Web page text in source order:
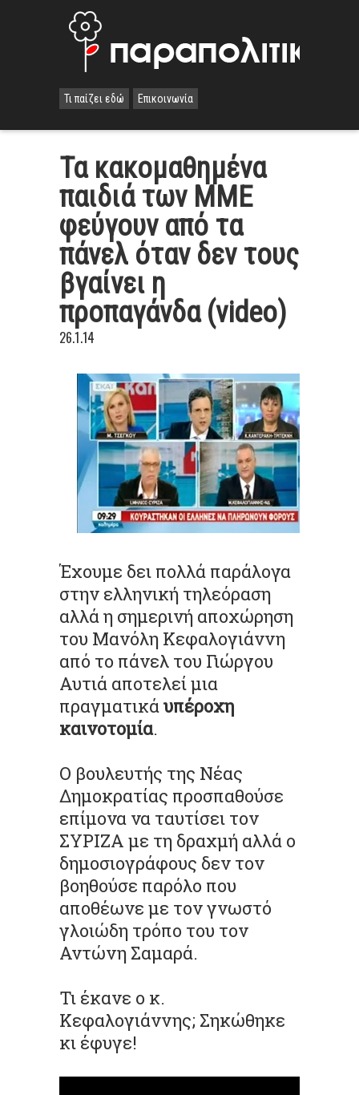
Τι παίζει εδώ Επικοινωνία
Τα κακομαθημένα
παιδιά των ΜΜΕ
φεύγουν από τα
πάνελ όταν δεν τους
βγαίνει η
προπαγάνδα (video)
26.1.14
Έχουμε δει πολλά παράλογα
στην ελληνική τηλεόραση
αλλά η σημερινή αποχώρηση
του Μανόλη Κεφαλογιάννη
από το πάνελ του Γιώργου
Αυτιά αποτελεί μια
πραγματικάυπέροχη
καινοτομία.
Ο βουλευτής της Νέας
Δημοκρατίας προσπαθούσε
επίμονα να ταυτίσει τον
ΣΥΡΙΖΑ με τη δραχμή αλλά ο
δημοσιογράφους δεν τον
βοηθούσε παρόλο που
αποθέωνε με τον γνωστό
γλοιώδη τρόπο του τον
Αντώνη Σαμαρά.
Τι έκανε ο κ.
Κεφαλογιάννης; Σηκώθηκε
κι έφυγε!